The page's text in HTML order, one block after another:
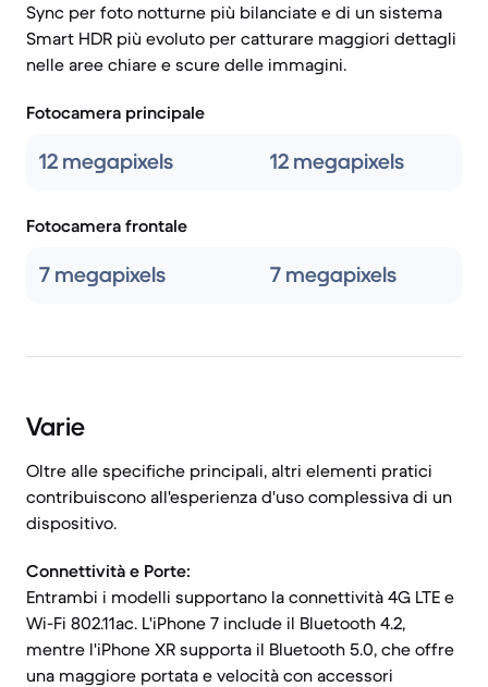
Sync per foto notturne più bilanciate e di un sistema
Smart HDR più evoluto per catturare maggiori dettagli
nelle aree chiare e scure delle immagini.
Fotocamera principale
12 megapixels 12 megapixels
Fotocamera frontale
7 megapixels 7 megapixels
Varie
Oltre alle specifiche principali, altri elementi pratici
contribuiscono all'esperienza d'uso complessiva di un
dispositivo.
Connettività e Porte:
Entrambi i modelli supportano la connettività 4G LTE e
Wi-Fi 802.11ac. L'iPhone 7 include il Bluetooth 4.2,
mentre l'iPhone XR supporta il Bluetooth 5.0, che offre
una maggiore portata e velocità con accessori